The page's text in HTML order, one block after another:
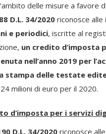
delle misure a favore
D.L. 34/2020 riconosce alle
e periodici, iscritte al
un credito d’imposta
nell’anno 2019 per
stampa delle testate
milioni di euro per il 2020.
d’imposta per i servizi
D.L. 34/2020 riconosce alle